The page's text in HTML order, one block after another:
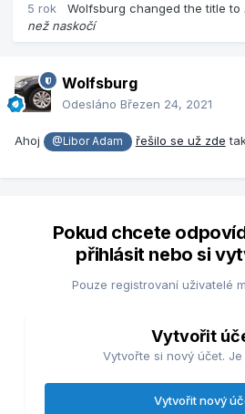
5 rok Wolfsburg changed the title to
než naskočí
Wolfsburg
Odesláno Březen 24, 2021
Ahoj @Libor Adam řešilo se už zde
Pokud chcete
přihlásit nebo si
Pouze registrovaní uživatelé
Vytvořit
Vytvořte si nový účet.
Vytvořit nový